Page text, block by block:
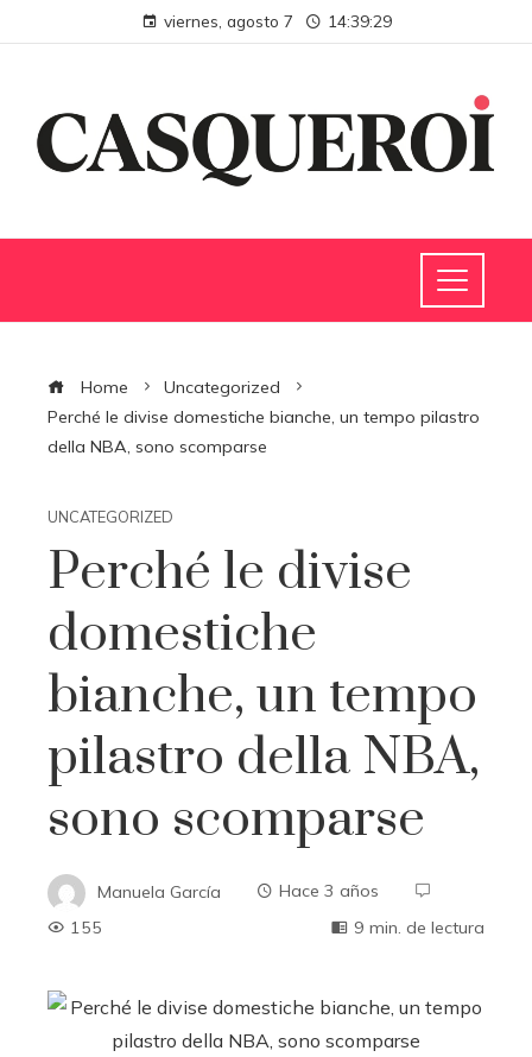
viernes, agosto 7 14:39:30
Home
Uncategorized
Perché le divise domestiche bianche, un tempo pilastro
della NBA, sono scomparse
UNCATEGORIZED
Perché le divise
domestiche
bianche, un tempo
pilastro della NBA,
sono scomparse
Manuela García
Hace 3 años
155
9 min. de lectura